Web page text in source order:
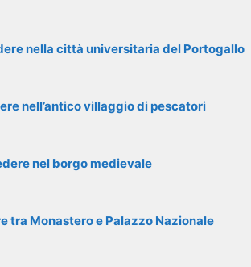
nella città universitaria del Portogallo
nell’antico villaggio di pescatori
nel borgo medievale
tra Monastero e Palazzo Nazionale